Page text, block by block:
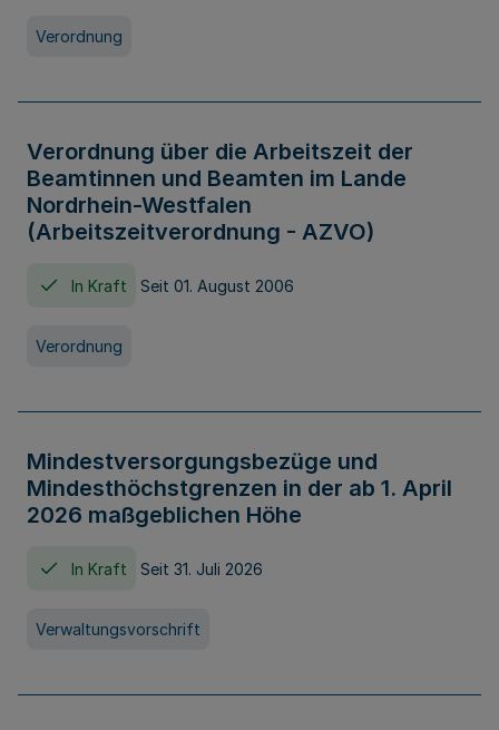
Verordnung
Verordnung über die Arbeitszeit der
Beamtinnen und Beamten im Lande
Nordrhein-Westfalen
(Arbeitszeitverordnung - AZVO)
In Kraft Seit 01. August 2006
Verordnung
Mindestversorgungsbezüge und
Mindesthöchstgrenzen in der ab 1. April
2026 maßgeblichen Höhe
In Kraft Seit 31. Juli 2026
Verwaltungsvorschrift